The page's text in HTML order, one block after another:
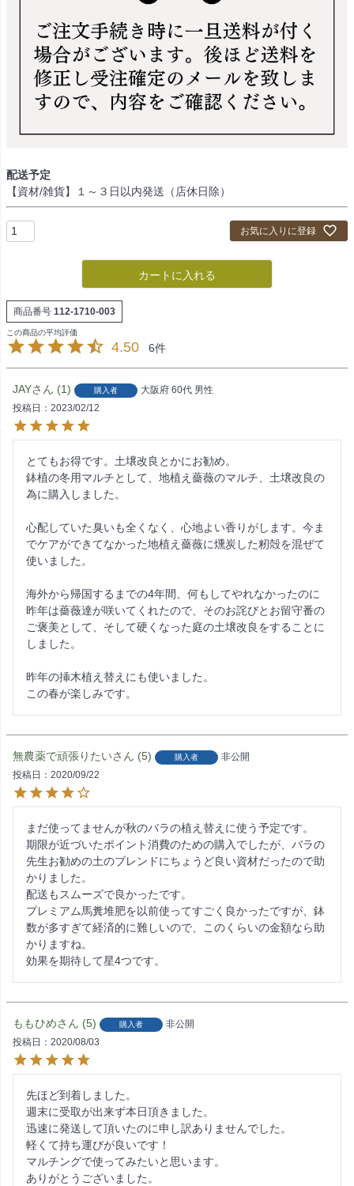
配送予定
【資材/雑貨】１～３日以内発送（店休日除）
お気に入りに登録
カートに入れる
商品番号 112-1710-003
4.50 6
JAY 1 購入者 大阪府 60代 男性
投稿日
2023/02/12
とてもお得です。土壌改良とかにお勧め。
鉢植の冬用マルチとして、地植え薔薇のマルチ、土壌改良の
為に購入しました。
心配していた臭いも全くなく、心地よい香りがします。今ま
でケアができてなかった地植え薔薇に燻炭した籾殻を混ぜて
使いました。
海外から帰国するまでの4年間、何もしてやれなかったのに
昨年は薔薇達が咲いてくれたので、そのお詫びとお留守番の
ご褒美として、そして硬くなった庭の土壌改良をすることに
しました。
昨年の挿木植え替えにも使いました。
この春が楽しみです。
無農薬で頑張りたい 5 購入者
非公開
投稿日
2020/09/22
まだ使ってませんが秋のバラの植え替えに使う予定です。
期限が近づいたポイント消費のための購入でしたが、バラの
先生お勧めの土のブレンドにちょうど良い資材だったので助
かりました。
配送もスムーズで良かったです。
プレミアム馬糞堆肥を以前使ってすごく良かったですが、鉢
数が多すぎて経済的に難しいので、このくらいの金額なら助
かりますね。
効果を期待して星4つです。
ももひめ 5 購入者
非公開
投稿日
2020/08/03
先ほど到着しました。
週末に受取が出来ず本日頂きました。
迅速に発送して頂いたのに申し訳ありませんでした。
軽くて持ち運びが良いです！
マルチングで使ってみたいと思います。
ありがとうございました。